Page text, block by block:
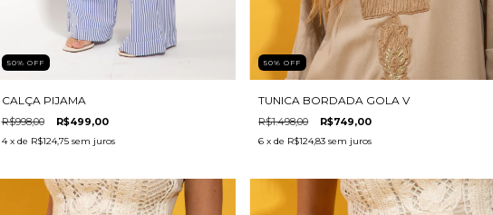
50% OFF
CALÇA PIJAMA
R$998,00 R$499,00
4 x de R$124,75 sem juros
50%OFF
TUNICA BORDADA GOLA V
R$1.498,00 R$749,00
6 x de R$124,83 sem juros